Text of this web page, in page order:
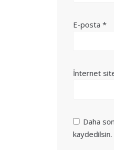
E-posta*
İnternet
Daha
kaydedilsin.